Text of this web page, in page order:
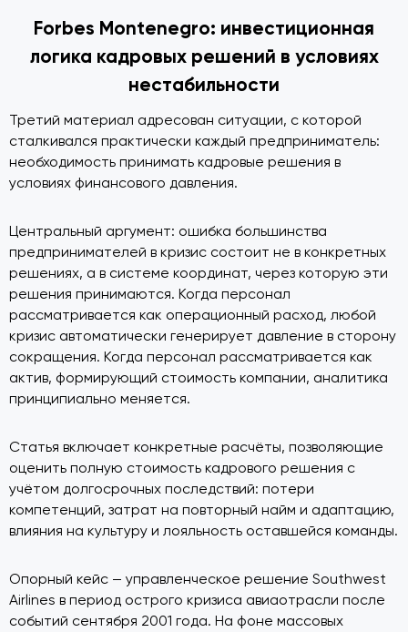
Forbes Montenegro: инвестиционная
логика кадровых решений в условиях
нестабильности
Третий материал адресован ситуации, с которой
сталкивался практически каждый предприниматель:
необходимость принимать кадровые решения в
условиях финансового давления.
Центральный аргумент: ошибка большинства
предпринимателей в кризис состоит не в конкретных
решениях, а в системе координат, через которую эти
решения принимаются. Когда персонал
рассматривается как операционный расход, любой
кризис автоматически генерирует давление в сторону
сокращения. Когда персонал рассматривается как
актив, формирующий стоимость компании, аналитика
принципиально меняется.
Статья включает конкретные расчёты, позволяющие
оценить полную стоимость кадрового решения с
учётом долгосрочных последствий: потери
компетенций, затрат на повторный найм и адаптацию,
влияния на культуру и лояльность оставшейся команды.
Опорный кейс — управленческое решение Southwest
Airlines в период острого кризиса авиаотрасли после
событий сентября 2001 года. На фоне массовых